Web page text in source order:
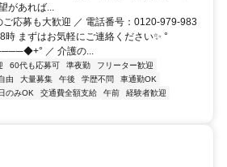
があれば...
ご応募も大歓迎 ／ 電話番号：0120-979-983
まずはお気軽にご連絡ください✨ °
／ 介護の...
60代も応募可 準夜勤
フリーター歓迎
由 大量募集 午後 学歴不問
車通勤OK
のみOK 交通費全額支給 午前
経験者歓迎